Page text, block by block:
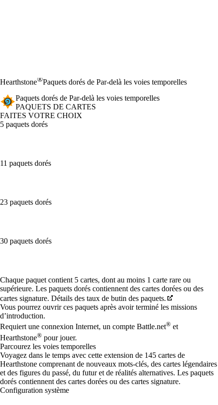
Hearthstone®Paquets dorés de Par-delà les voies temporelles
Paquets dorés de Par-delà les voies temporelles
PAQUETS DE CARTES
FAITES VOTRE CHOIX
5 paquets dorés
11 paquets dorés
23 paquets dorés
30 paquets dorés
Available actions
Chaque paquet contient 5 cartes, dont au moins 1 carte rare ou
supérieure. Les paquets dorés contiennent des cartes dorées ou des
cartes signature. Détails des taux de butin des paquets.
Vous pourrez ouvrir ces paquets après avoir terminé les missions
d’introduction.
Requiert une connexion Internet, un compte Battle.net® et
Hearthstone® pour jouer.
Parcourez les voies temporelles
Voyagez dans le temps avec cette extension de 145 cartes de
Hearthstone comprenant de nouveaux mots-clés, des cartes légendaires
et des figures du passé, du futur et de réalités alternatives. Les paquets
dorés contiennent des cartes dorées ou des cartes signature.
Configuration système